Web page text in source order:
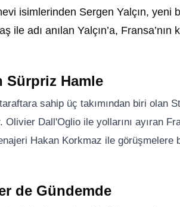
isimlerinden Sergen Yalçın, yeni
ile adı anılan Yalçın’a,
Sürpriz Hamle
sahip üç takımından biri olan
Olivier Dall'Oglio ile yollarını ayıran
Hakan Korkmaz ile
de Gündemde